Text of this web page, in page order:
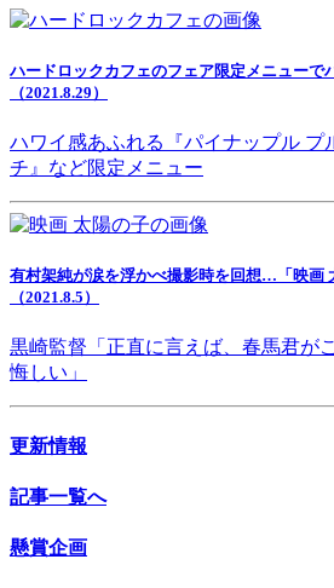
ハードロックカフェのフェア限定メニューで
（2021.8.29）
ハワイ感あふれる『パイナップル プ
チ』など限定メニュー
有村架純が涙を浮かべ撮影時を回想…「映画
（2021.8.5）
黒崎監督「正直に言えば、春馬君が
悔しい」
更新情報
記事一覧へ
懸賞企画